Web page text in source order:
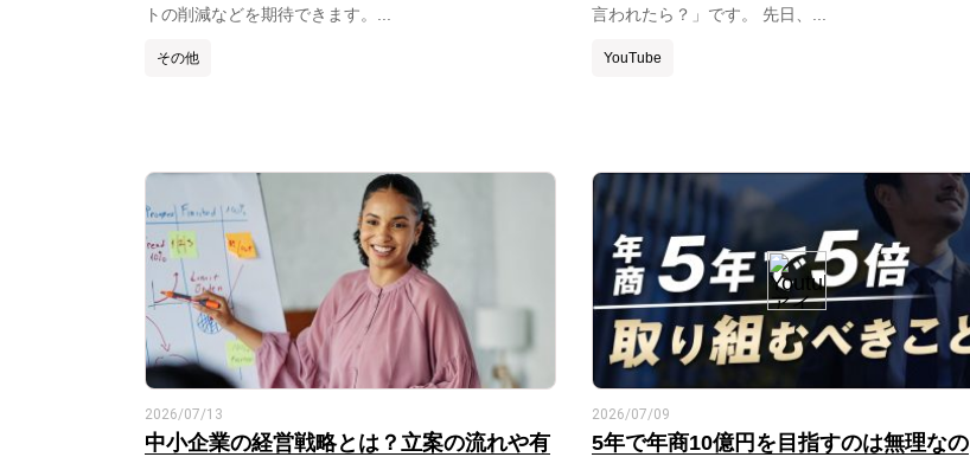
トの削減などを期待できます。...
その他
言われたら？」です。 先日、...
YouTube
2026/07/13
中小企業の経営戦略とは？立案の流れや有
2026/07/09
5年で年商10億円を目指すのは無理なの